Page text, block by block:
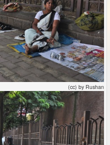
(cc) by Rushan